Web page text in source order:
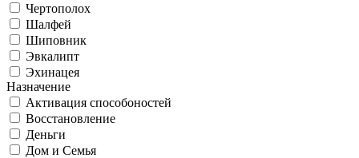
Чертополох
Шалфей
Шиповник
Эвкалипт
Эхинацея
Назначение
Активация способоностей
Восстановление
Деньги
Дом и Семья